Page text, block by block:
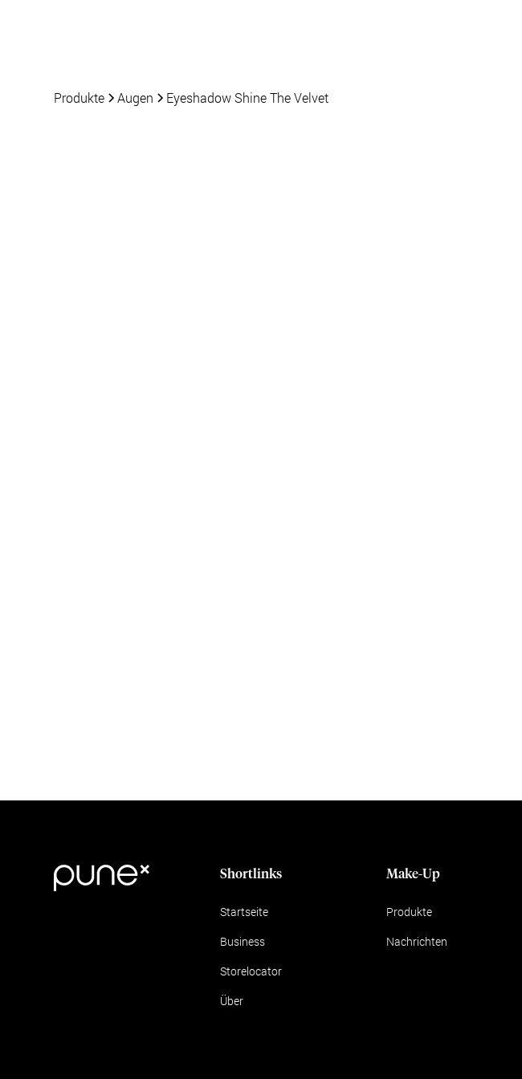
Produkte Augen Eyeshadow Shine The Velvet
Shortlinks
Startseite
Business
Storelocator
Über
Make-Up
Produkte
Nachrichten